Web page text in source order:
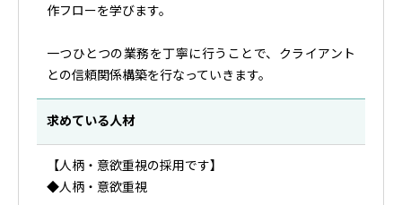
作フローを学びます。
一つひとつの業務を丁寧に行うことで、クライアント
との信頼関係構築を行なっていきます。
求めている人材
【人柄・意欲重視の採用です】
◆人柄・意欲重視